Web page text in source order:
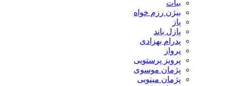
بیات
بیژن رزم خواه
پاز
پازل باند
پدرام بهزادی
پرواز
پرویز پرستویی
پژمان موسوی
پژمان مینویی